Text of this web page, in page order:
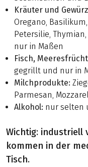
Kräuter und
Oregano,
Petersilie,
nur in Maßen
Fisch,
gegrillt und nur in
Milchprodukte:
Parmesan,
Alkohol: nur selten
Wichtig:
kommen in der
Tisch.